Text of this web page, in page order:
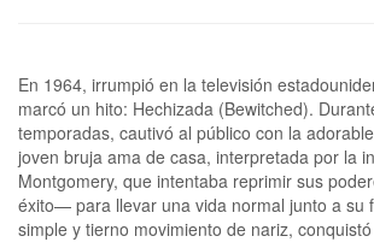
En 1964, irrumpió en la televisión estadounidense una serie que marcó un hito: Hechizada (Bewitched). Durante ocho temporadas, cautivó al público con la adorable historia de una joven bruja ama de casa, interpretada por la inolvidable Elizabeth Montgomery, que intentaba reprimir sus poderes —aunque sin éxito— para llevar una vida normal junto a su familia. Con un simple y tierno movimiento de nariz, conquistó corazones en todo el mundo y logró convertir la sitcom en un éxito rotundo. Sin embargo, fuera del set no existía la magia. Detrás de las cámaras, la actriz lidiaba con las sombras de una tensa relación con su padre y una incansable búsqueda de amor y estabilidad que le parecía esquiva. Cuando la vida finalmente le sonrió y pudo construir el hogar que tanto anhelaba, el destino le jugó una mala pasada con un diagnóstico tardío que precipitó su final. Aunque dejó un vacío en el mundo del espectáculo, su nombre y su legado aún se mantienen en el recuerdo de los amantes de las series retro.Entre su pasión por actuar y la tensa relación con su padreElizabeth nació el 15 de abril de 1933 en Los Ángeles con el ADN de la actuación. Fue hija de la estrella de Broadway Elizabeth Allen y del actor y director Robert Montgomery, considerado un ícono de Hollywood. Un año y medio antes de su llegada al mundo, el matrimonio había perdido a su primogénita, Martha, a causa de una meningitis espinal. En 1936 le dieron la bienvenida a su hijo Robert Jr. y conformaron una familia de cuatro. Pero la herida emocional por la muerte de su primera hija marcó a fuego a su padre, quien quedó sumido en una profunda tristeza de la que nunca logró recuperarse. Para muchos, esa fue una de las razones por las que se volvió tan controlador con la actriz a medida que crecía.Como la joven Elizabeth tenía muy clara su vocación, decidió prepararse y estudió en la Academia Estadounidense de Arte Dramático, en Nueva York. “Mi padre me contaba que a menudo me subía a su regazo después de cenar y le decía: ‘Voy a ser actriz cuando sea mayor’. No sé si me animó o no, pero me dijo que me seguiría la corriente y que esperara a ver qué pasaba cuando fuera mayor”, recordó en una entrevista. Sus primeras apariciones en pantalla ocurrieron en la década de 1950 y, de hecho, fueron junto a él en el programa Robert Montgomery Presents, para el que audicionó como una más del montón. Más allá de la oportunidad que tuvo al quedar seleccionada, sabía que ese era solo el trampolín para la carrera que soñaba construir.Padre e hija pasaban tiempo juntos en casa y también en el trabajo, y eso generaba rispideces, lo que hacía que el vínculo estuviera lejos de ser armonioso. “Él no quería que siguiera sus pasos, era muy estricto”, reveló Herbie Pilato, autor de las biografías The Essential Elizabeth Montgomery: A Guide to Her Magical Performances y Twitch Upon a Star: The Bewitched Life and Career of Elizabeth Montgomery. En 1950, Robert se divorció de su esposa y ese fue un duro golpe para la actriz, quien no perdonaba que hubiera abandonado a su madre. Si bien las tensiones entre ambos eran vox populi, frente al público ella intentaba suavizarlas al explicar: “Mi padre me ayudó a dar mis primeros pasos en la televisión y le estoy muy agradecida por su ayuda y orientación. Es mi crítico más severo, pero también un verdadero amigo y un padre cariñoso. Ser su hija significa que tengo que esforzarme más para demostrar mi valía a los demás. Otros pueden cometer errores garrafales, pero yo no”. Estas presiones que sentía por la mirada paterna se convirtieron en un estigma durante toda su carrera.Y, aunque le agradecía la oportunidad, sabía que a Robert no le agradaba que formara parte del mundo del espectáculo y más aún, que planeara una carrera en el medio. “Durante años le anuncié que iba a ser actriz y que, con el tiempo, haría películas. No estoy segura de que estuviera a favor de que me dedicara al cine”, reconoció en un reportaje con Elmira Daily Advertiser.Después de trabajar junto a su padre, Elizabeth probó suerte en Broadway y en el cine y no le fue nada mal. De a poco, su carrera comenzaba a tomar impulso. En 1955 actuó en The Court-Martial of Billy Mitchell (El consejo de guerra de Billy Mitchell) junto a Gary Cooper y, cuatro años después, formó parte de la serie La dimensión desconocida, entre otros tantos programas. Para principios de los 60, su rostro ya era conocido. Sin saberlo, con esos primeros pasos comenzó a forjar una prometedora trayectoria. Pero, sin dudas, su icónico papel en los 254 capítulos de Hechizada fue lo que la marcó para siempre.Hechizada y el nacimiento de un fenómeno cultural En 1963 se grabó un piloto de Hechizada y no quedaron dudas: era Elizabeth la persona ideal para el protagónico. La trama sigue la historia de Samantha, una mujer perteneciente a un linaje de brujas que se enamora de un publicista, Darrin Stephens, con quien se casa y forma su familia. Esta decisión no le agrada nada a su madre, quien no disimulará lo mal que le cae su yerno. Pese a que el hombre sabe que su esposa es una bruja, porque ella se lo reveló en la luna de miel, le hace un solo pedido para que puedan llevar una vida normal: que evite usar sus poderes sobrenaturales. Aunque lo intenta, es más fuerte que ella y no logra cumplir su promesa. Con efectos especiales innovadores e ingeniosos para la época, en pantalla se veía cómo, con un movimiento de nariz cual varita mágica, resolvía las diferentes —y muchas veces desopilantes— situaciones que se le presentaban.Hechizada se emitió durante ocho temporadas Con el proyecto encaminado, completaron el elenco Agnes Moorehead (como su madre Endora) y Dick York (como su marido, Darrin Stephens), que estuvo durante las primeras cinco temporadas y luego debió abandonar el proyecto por problemas de salud. En su lugar, la cadena decidió reemplazarlo por otro actor: Dick Sargent. Lo atípico fue que este cambio se realizó sin argumentos ni aclaraciones y la historia siguió su curso como si nada hubiera pasado. Esto dio origen al llamado “síndrome de Darrin”.Tal fue la repercusión que consiguió el programa que la cadena NBC (competencia directa de ABC) intentó replicar el formato con una serie que también pasó a la historia: Mi bella genio (I Dream of Jeannie), protagonizada por Barbara Eden. En ese entonces surgieron fuertes rumores sobre una enemistad entre las actrices, algo que, con el tiempo, Eden se encargó de desmentir de modo tajante: “Si hubo alguna percepción de rivalidad, fue una invención de los productores”. El éxito fue rotundo y Elizabeth se convirtió en una estrella de la televisión. Ya no estaba bajo la sombra de su padre y ambos lo sabían. Según reveló su biógrafo, ella lo convocó para que se pusiera en la piel de Maurice, su papá en la ficción, pero el actor no aceptó.“Eso la hirió mucho. Creo que estaba celoso de que Elizabeth se convirtiera en una estrella más grande, tanto en la televisión como en otros ámbitos. Ella fue una de las mayores estrellas de la televisión de los sesenta. Esa serie catapultó a la cadena ABC a la fama. Así que empezó